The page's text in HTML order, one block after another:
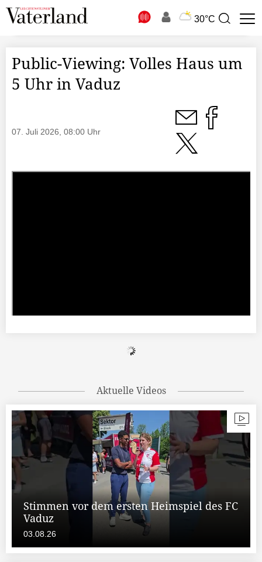
30°C
Suchbegriff
Public-Viewing: Volles Haus um
5 Uhr in Vaduz
07. Juli 2026, 08:00 Uhr
Aktuelle Videos
Stimmen vor dem ersten Heimspiel des FC
Vaduz
03.08.26